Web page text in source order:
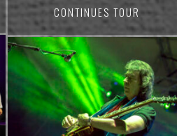
CONTINUES TOUR